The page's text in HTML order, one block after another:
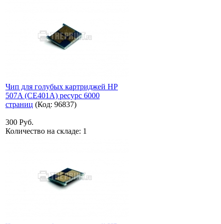
Чип для голубых картриджей HP
507A (CE401A) ресурс 6000
страниц (Код: 96837)
300 Руб.
Количество на складе: 1